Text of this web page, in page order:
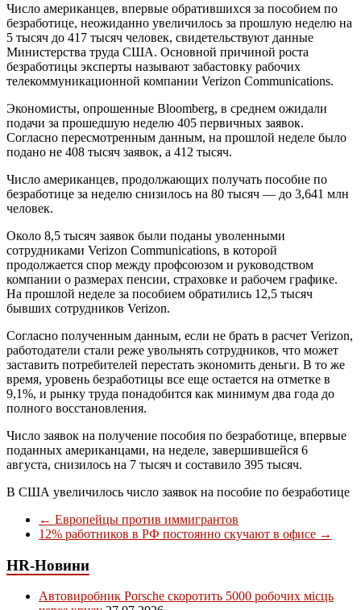
Число американцев, впервые обратившихся за пособием по
безработице, неожиданно увеличилось за прошлую неделю на
5 тысяч до 417 тысяч человек, свидетельствуют данные
Министерства труда США. Основной причиной роста
безработицы эксперты называют забастовку рабочих
телекоммуникационной компании Verizon Communications.
Экономисты, опрошенные Bloomberg, в среднем ожидали
подачи за прошедшую неделю 405 первичных заявок.
Согласно пересмотренным данным, на прошлой неделе было
подано не 408 тысяч заявок, а 412 тысяч.
Число американцев, продолжающих получать пособие по
безработице за неделю снизилось на 80 тысяч — до 3,641 млн
человек.
Около 8,5 тысяч заявок были поданы уволенными
сотрудниками Verizon Communications, в которой
продолжается спор между профсоюзом и руководством
компании о размерах пенсии, страховке и рабочем графике.
На прошлой неделе за пособием обратились 12,5 тысяч
бывших сотрудников Verizon.
Согласно полученным данным, если не брать в расчет Verizon,
работодатели стали реже увольнять сотрудников, что может
заставить потребителей перестать экономить деньги. В то же
время, уровень безработицы все еще остается на отметке в
9,1%, и рынку труда понадобится как минимум два года до
полного восстановления.
Число заявок на получение пособия по безработице, впервые
поданных американцами, на неделе, завершившейся 6
августа, снизилось на 7 тысяч и составило 395 тысяч.
В США увеличилось число заявок на пособие по безработице
← Европейцы против иммигрантов
12% работников в РФ постоянно скучают в офисе →
HR-Новини
Автовиробник Porsche скоротить 5000 робочих місць